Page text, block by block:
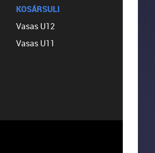
KOSÁRSULI
Vasas U12
Vasas U11